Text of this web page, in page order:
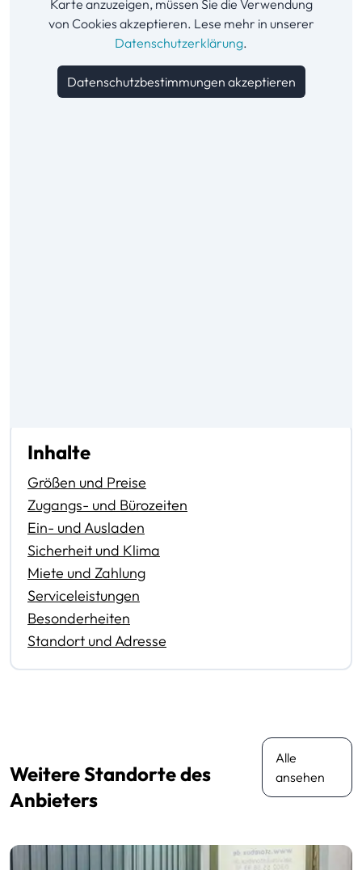
Karte anzuzeigen, müssen Sie die Verwendung
von Cookies akzeptieren. Lese mehr in unserer
Datenschutzerklärung.
Datenschutzbestimmungen akzeptieren
Inhalte
Größen und Preise
Zugangs- und Bürozeiten
Ein- und Ausladen
Sicherheit und Klima
Miete und Zahlung
Serviceleistungen
Besonderheiten
Standort und Adresse
Weitere Standorte des
Anbieters
Alle
ansehen